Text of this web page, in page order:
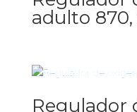
adulto 870,
Regulador